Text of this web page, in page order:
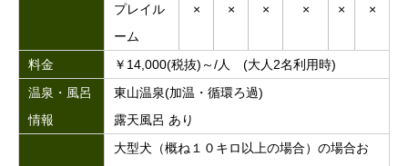
プレイル
ーム
× × × × × ×
料金
￥14,000(税抜)～/人 (大人2名利用時)
温泉・風呂
情報
東山温泉(加温・循環ろ過)
露天風呂 あり
大型犬（概ね１０キロ以上の場合）の場合お